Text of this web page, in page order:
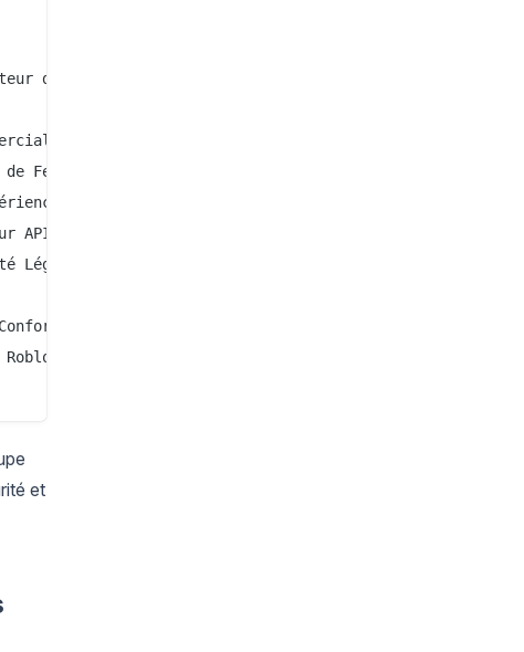
de Fantaisie
Feedback
API
Légale
et